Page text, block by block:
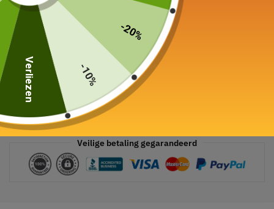
Veilige betaling gegarandeerd
-20%
-10%
Verliezen